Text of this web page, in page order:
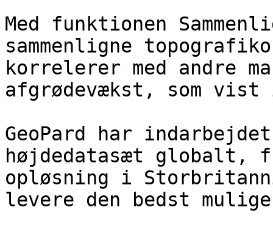
Med funktionen
sammenligne
korrelerer med andre
afgrødevækst, som
GeoPard har
højdedatasæt globalt,
opløsning i
levere den bedst